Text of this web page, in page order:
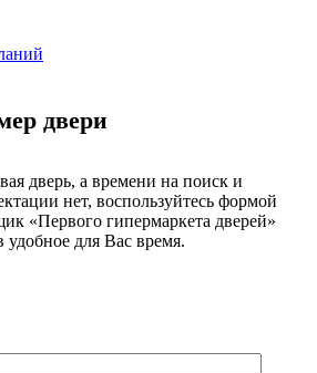
двери
дверь, а времени на поиск и
нет, воспользуйтесь формой
«Первого гипермаркета дверей»
для Вас время.